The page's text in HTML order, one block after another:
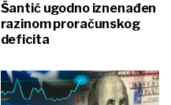
Šantić ugodno iznenađen
razinom proračunskog
deficita